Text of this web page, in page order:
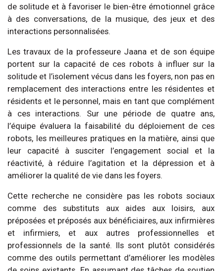
de solitude et à favoriser le bien-être émotionnel grâce
à des conversations, de la musique, des jeux et des
interactions personnalisées.
Les travaux de la professeure Jaana et de son équipe
portent sur la capacité de ces robots à influer sur la
solitude et l’isolement vécus dans les foyers, non pas en
remplacement des interactions entre les résidentes et
résidents et le personnel, mais en tant que complément
à ces interactions. Sur une période de quatre ans,
l’équipe évaluera la faisabilité du déploiement de ces
robots, les meilleures pratiques en la matière, ainsi que
leur capacité à susciter l’engagement social et la
réactivité, à réduire l’agitation et la dépression et à
améliorer la qualité de vie dans les foyers.
Cette recherche ne considère pas les robots sociaux
comme des substituts aux aides aux loisirs, aux
préposées et préposés aux bénéficiaires, aux infirmières
et infirmiers, et aux autres professionnelles et
professionnels de la santé. Ils sont plutôt considérés
comme des outils permettant d’améliorer les modèles